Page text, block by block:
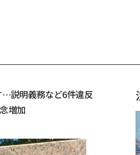
…説明義務など6件違反
増加